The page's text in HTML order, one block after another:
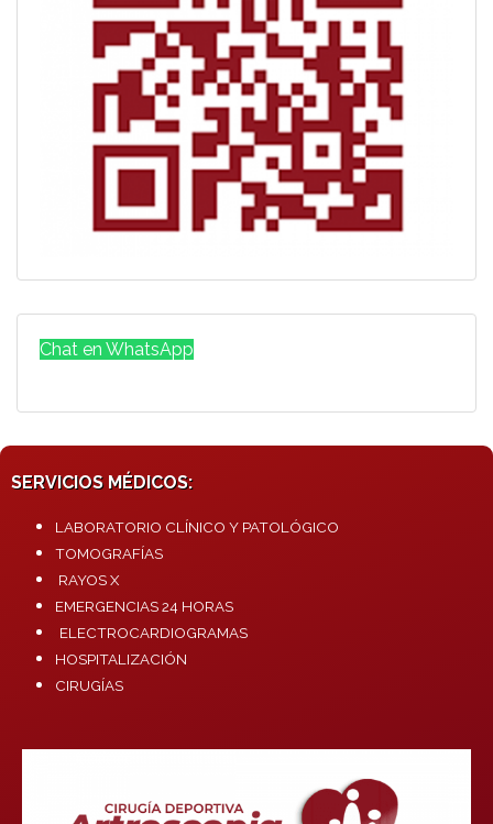
Chat en WhatsApp
SERVICIOS MÉDICOS:
LABORATORIO CLÍNICO Y PATOLÓGICO
TOMOGRAFÍAS
RAYOS X
EMERGENCIAS 24 HORAS
ELECTROCARDIOGRAMAS
HOSPITALIZACIÓN
CIRUGÍAS